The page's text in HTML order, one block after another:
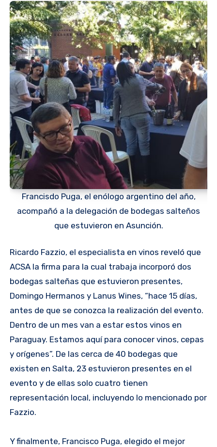
Francisdo Puga, el enólogo argentino del año,
acompañó a la delegación de bodegas salteños
que estuvieron en Asunción.
Ricardo Fazzio, el especialista en vinos reveló que
ACSA la firma para la cual trabaja incorporó dos
bodegas salteñas que estuvieron presentes,
Domingo Hermanos y Lanus Wines, “hace 15 días,
antes de que se conozca la realización del evento.
Dentro de un mes van a estar estos vinos en
Paraguay. Estamos aquí para conocer vinos, cepas
y orígenes”. De las cerca de 40 bodegas que
existen en Salta, 23 estuvieron presentes en el
evento y de ellas solo cuatro tienen
representación local, incluyendo lo mencionado por
Fazzio.
Y finalmente, Francisco Puga, elegido el mejor